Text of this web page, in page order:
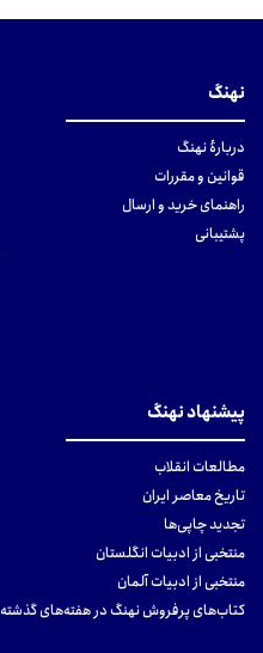
نهنگ
دربارهٔ نهنگ
قوانین و مقررات
راهنمای خرید و ارسال
پشتیبانی
پیشنهاد نهنگ
مطالعات انقلاب
تاریخ معاصر ایران
تجدید چاپی‌ها
منتخبی از ادبیات انگلستان
منتخبی از ادبیات آلمان
کتاب‌های پرفروش نهنگ در هفته‌های گذشته